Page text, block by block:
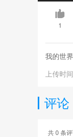
1
我的世
上传时
评论
共0 条